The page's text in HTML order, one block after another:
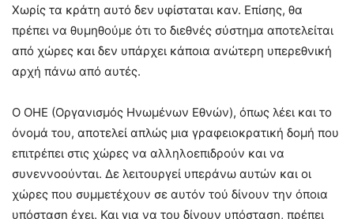
Χωρίς τα κράτη αυτό δεν υφίσταται καν. Επίσης, θα
πρέπει να θυμηθούμε ότι το διεθνές σύστημα αποτελείται
από χώρες και δεν υπάρχει κάποια ανώτερη υπερεθνική
αρχή πάνω από αυτές.
Ο ΟΗΕ (Οργανισμός Ηνωμένων Εθνών), όπως λέει και το
όνομά του, αποτελεί απλώς μια γραφειοκρατική δομή που
επιτρέπει στις χώρες να αλληλοεπιδρούν και να
συνεννοούνται. Δε λειτουργεί υπεράνω αυτών και οι
χώρες που συμμετέχουν σε αυτόν τού δίνουν την όποια
υπόσταση έχει. Και για να του δίνουν υπόσταση, πρέπει